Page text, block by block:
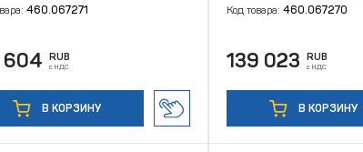
460.067271
604 RUB
с НДС
В КОРЗИНУ
адсорбционный
Код товара: 460.067270
139 023 RUB
с НДС
В КОРЗИНУ